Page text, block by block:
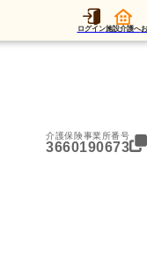
ログイン施設介護へ
テーション
介護保険事業所番号
3660190673